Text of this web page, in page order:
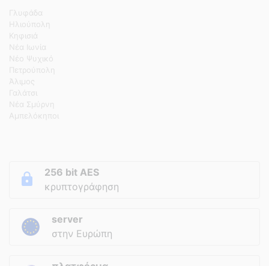
Γλυφάδα
Ηλιούπολη
Κηφισιά
Νέα Ιωνία
Νέο Ψυχικό
Πετρούπολη
Άλιμος
Γαλάτσι
Νέα Σμύρνη
Αμπελόκηποι
256 bit AES
κρυπτογράφηση
server
στην Ευρώπη